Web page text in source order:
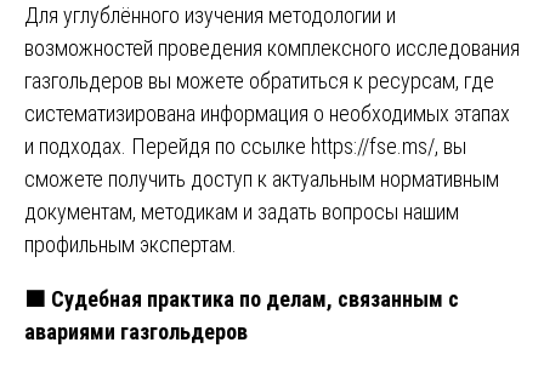
Для углублённого изучения методологии и
возможностей проведения комплексного исследования
газгольдеров вы можете обратиться к ресурсам, где
систематизирована информация о необходимых этапах
и подходах. Перейдя по ссылке https://fse.ms/, вы
сможете получить доступ к актуальным нормативным
документам, методикам и задать вопросы нашим
профильным экспертам.
🟧 Судебная практика по делам, связанным с
авариями газгольдеров